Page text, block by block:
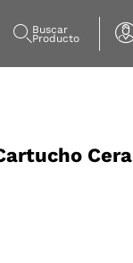
Buscar
Producto